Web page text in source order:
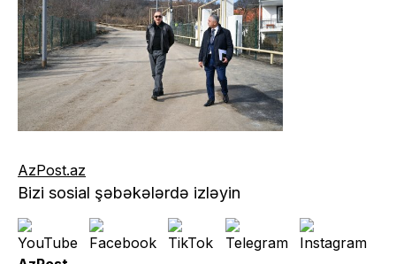
AzPost.az
Bizi sosial şəbəkələrdə izləyin